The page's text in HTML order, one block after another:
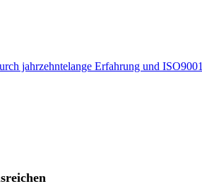
jahrzehntelange Erfahrung und ISO9001